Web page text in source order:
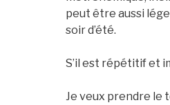
peut être aussi
soir d’été.
S’il est répétitif et
Je veux prendre le